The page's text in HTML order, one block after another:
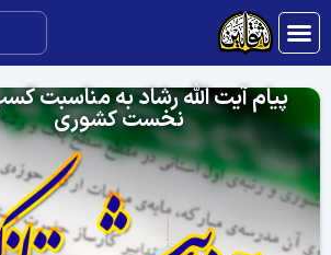
پیام آیت الله رشاد به مناسبت کسب
نخست کشوری